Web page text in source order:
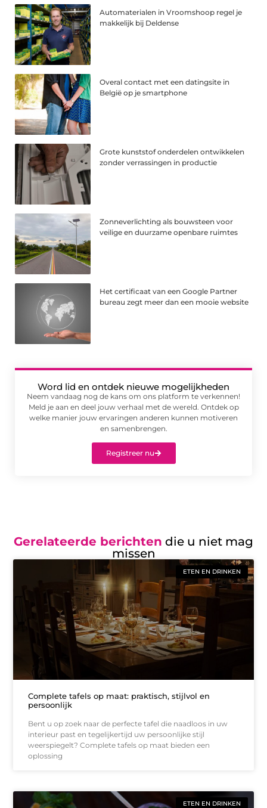
Automaterialen in Vroomshoop regel je
makkelijk bij Deldense
Overal contact met een datingsite in
België op je smartphone
Grote kunststof onderdelen ontwikkelen
zonder verrassingen in productie
Zonneverlichting als bouwsteen voor
veilige en duurzame openbare ruimtes
Het certificaat van een Google Partner
bureau zegt meer dan een mooie website
Word lid en ontdek nieuwe mogelijkheden
Neem vandaag nog de kans om ons platform te verkennen!
Meld je aan en deel jouw verhaal met de wereld. Ontdek op
welke manier jouw ervaringen anderen kunnen motiveren
en samenbrengen.
Registreer nu
Gerelateerde berichten die u niet mag
missen
ETEN EN DRINKEN
Complete tafels op maat: praktisch, stijlvol en
persoonlijk
Bent u op zoek naar de perfecte tafel die naadloos in uw
interieur past en tegelijkertijd uw persoonlijke stijl
weerspiegelt? Complete tafels op maat bieden een
oplossing
ETEN EN DRINKEN